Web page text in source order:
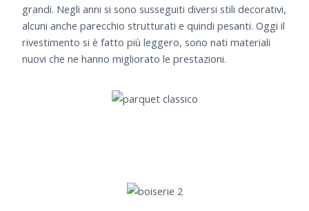
grandi. Negli anni si sono susseguiti diversi stili decorativi,
alcuni anche parecchio strutturati e quindi pesanti. Oggi il
rivestimento si è fatto più leggero, sono nati materiali
nuovi che ne hanno migliorato le prestazioni.